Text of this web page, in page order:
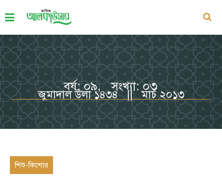
বর্ষ: ০৯, সংখ্যা: ০৩
জুমাদাল উলা ১৪৩৪ || মার্চ ২০১৩
শিশু-কিশোর